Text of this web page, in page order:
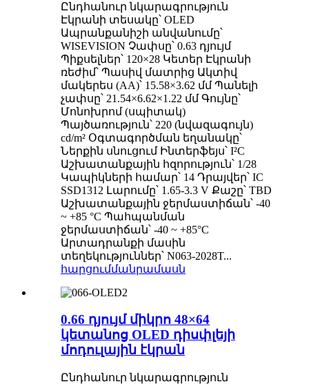
Ընդհանուր նկարագրություն
Էկրանի տեսակը՝ OLED
Ապրանքանիշի անվանումը՝
WISEVISION Չափսը՝ 0.63 դյույմ
Պիքսելներ՝ 120×28 Կետեր Էկրանի
ռեժիմ՝ Պասիվ մատրից Ակտիվ
մակերես (AA)՝ 15.58×3.62 մմ Պանելի
չափսը՝ 21.54×6.62×1.22 մմ Գույնը՝
Մոնոխրոմ (սպիտակ)
Պայծառություն՝ 220 (նվազագույն)
cd/m² Օգտագործման եղանակը՝
Ներքին սնուցում Ինտերֆեյս՝ I²C
Աշխատանքային հզորություն՝ 1/28
Կապիկների համար՝ 14 Դրայվեր՝ IC
SSD1312 Լարումը՝ 1.65-3.3 V Քաշը՝ TBD
Աշխատանքային ջերմաստիճան՝ -40
~ +85 °C Պահպանման
ջերմաստիճան՝ -40 ~ +85°C
Արտադրանքի մասին
տեղեկություններ՝ N063-2028T...
հարցումմանրամասն
0.66 դյույմ միկրո 48×64
կետանոց OLED դիսփլեյի
մոդուլային էկրան
Ընդհանուր նկարագրություն